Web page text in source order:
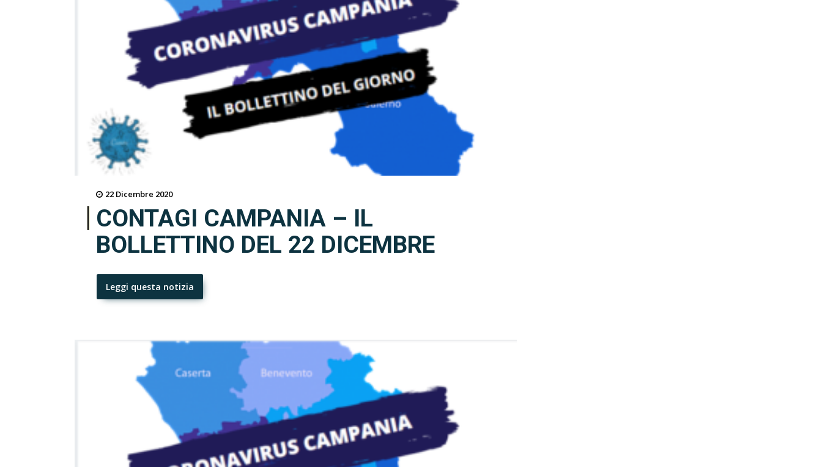
22 Dicembre 2020
CONTAGI CAMPANIA – IL
BOLLETTINO DEL 22 DICEMBRE
Leggi questa notizia